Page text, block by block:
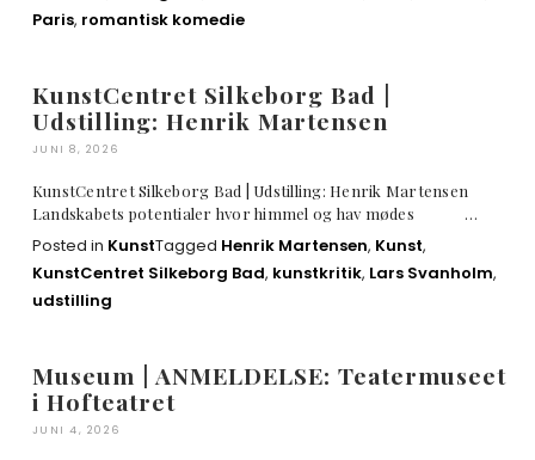
Paris, romantisk komedie
KunstCentret Silkeborg Bad |
Udstilling: Henrik Martensen
JUNI 8, 2026
KunstCentret Silkeborg Bad | Udstilling: Henrik Martensen
Landskabets potentialer hvor himmel og hav mødes …
Posted in KunstTagged Henrik Martensen, Kunst,
KunstCentret Silkeborg Bad, kunstkritik, Lars Svanholm,
udstilling
Museum | ANMELDELSE: Teatermuseet
i Hofteatret
JUNI 4, 2026